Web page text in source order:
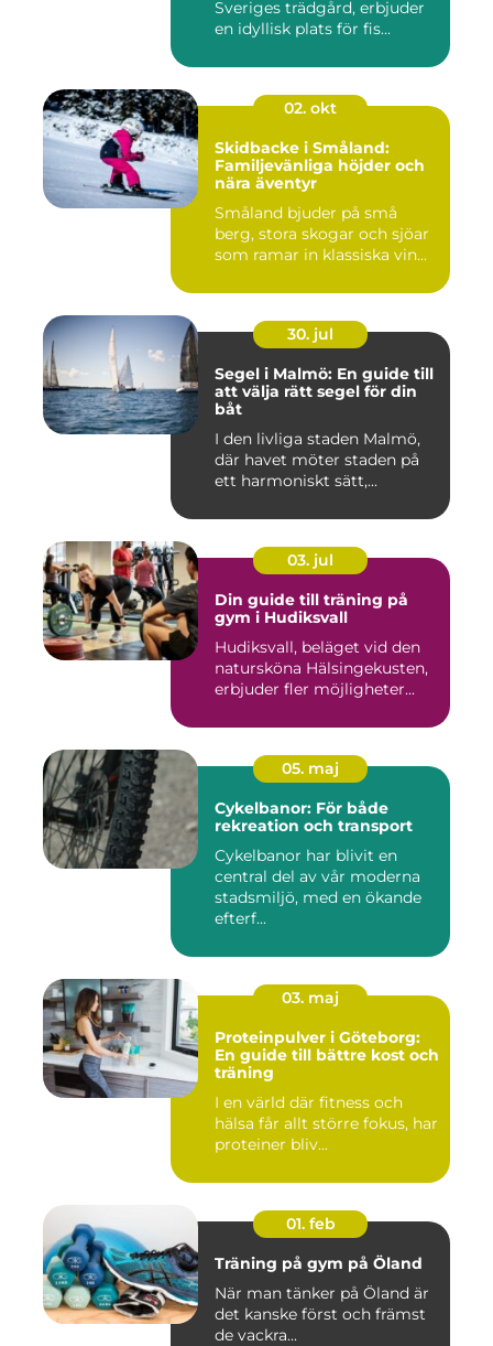
Sveriges trädgård, erbjuder
en idyllisk plats för fis...
02. okt
Skidbacke i Småland:
Familjevänliga höjder och
nära äventyr
Småland bjuder på små
berg, stora skogar och sjöar
som ramar in klassiska vin...
30. jul
Segel i Malmö: En guide till
att välja rätt segel för din
båt
I den livliga staden Malmö,
där havet möter staden på
ett harmoniskt sätt,...
03. jul
Din guide till träning på
gym i Hudiksvall
Hudiksvall, beläget vid den
natursköna Hälsingekusten,
erbjuder fler möjligheter...
05. maj
Cykelbanor: För både
rekreation och transport
Cykelbanor har blivit en
central del av vår moderna
stadsmiljö, med en ökande
efterf...
03. maj
Proteinpulver i Göteborg:
En guide till bättre kost och
träning
I en värld där fitness och
hälsa får allt större fokus, har
proteiner bliv...
01. feb
Träning på gym på Öland
När man tänker på Öland är
det kanske först och främst
de vackra...